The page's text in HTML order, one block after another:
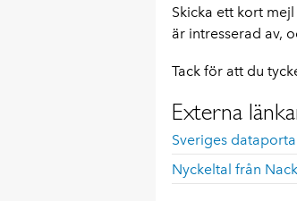
Skicka ett kort
är intresserad av,
Tack för att du
Externa
Sveriges
Nyckeltal från